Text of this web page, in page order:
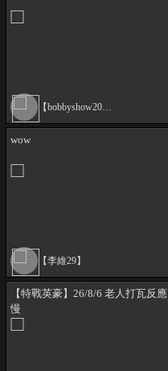
【bobbyshow2002】
wow
【李維29】
【特戰英豪】26/8/6 老人打瓦反應
慢